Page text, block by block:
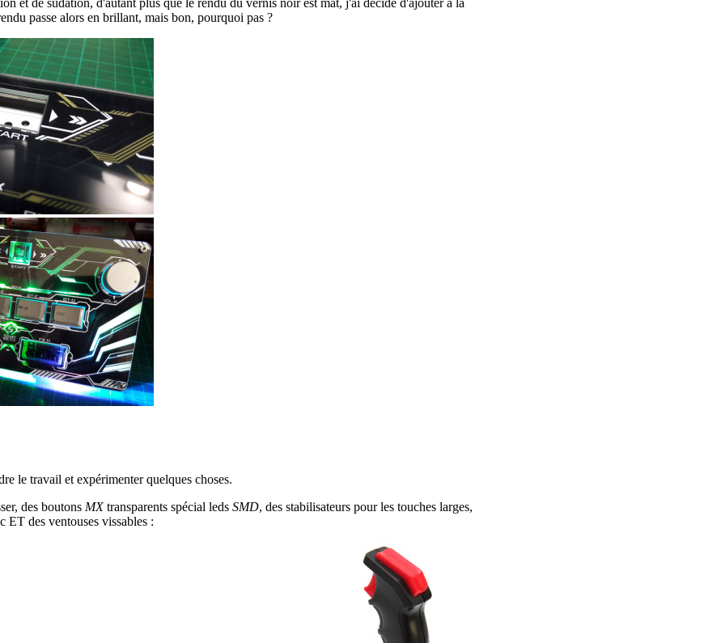
et de sudation, d'autant plus que le rendu du vernis noir est mat, j'ai décidé d'ajouter à la
passe alors en brillant, mais bon, pourquoi pas ?
le travail et expérimenter quelques choses.
des boutons MXtransparents spécial leds SMD, des stabilisateurs pour les touches larges,
ET des ventouses vissables :